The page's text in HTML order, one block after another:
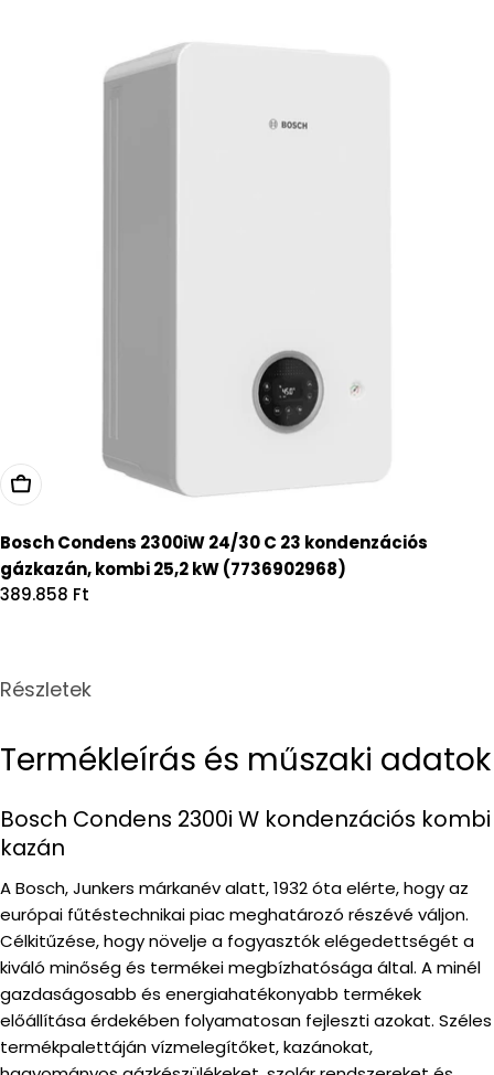
Kosárba
Bosch Condens 2300iW 24/30 C 23 kondenzációs
gázkazán, kombi 25,2 kW (7736902968)
Regular
389.858 Ft
Részletek
Termékleírás és műszaki adatok
Bosch Condens 2300i W kondenzációs kombi
kazán
A Bosch, Junkers márkanév alatt, 1932 óta elérte, hogy az
európai fűtéstechnikai piac meghatározó részévé váljon.
Célkitűzése, hogy növelje a fogyasztók elégedettségét a
kiváló minőség és termékei megbízhatósága által. A minél
gazdaságosabb és energiahatékonyabb termékek
előállítása érdekében folyamatosan fejleszti azokat. Széles
termékpalettáján vízmelegítőket, kazánokat,